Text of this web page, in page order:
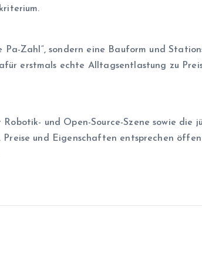
Zahl“, sondern eine Bauform und
erstmals echte Alltagsentlastung zu
und Open-Source-Szene sowie die
und Eigenschaften entsprechen